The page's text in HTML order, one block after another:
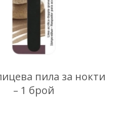
пила за нокти
– 1 брой